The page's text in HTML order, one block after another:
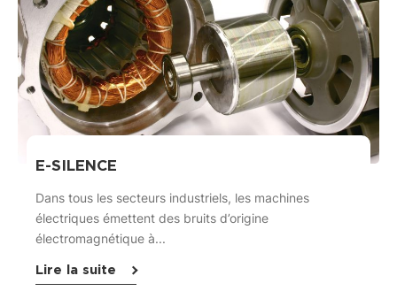
E-SILENCE
Dans tous les secteurs industriels, les machines
électriques émettent des bruits d’origine
électromagnétique à...
Lire la suite